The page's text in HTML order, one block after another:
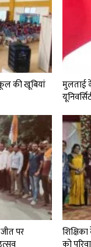
की खूबियां
मुलताई
पर